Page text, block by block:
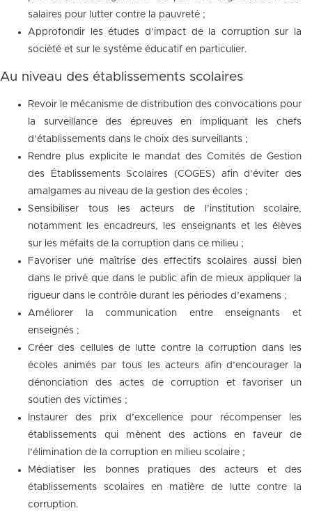
salaires pour lutter contre la pauvreté ;
Approfondir les études d’impact de la corruption sur la
société et sur le système éducatif en particulier.
Au niveau des établissements scolaires
Revoir le mécanisme de distribution des convocations pour
la surveillance des épreuves en impliquant les chefs
d’établissements dans le choix des surveillants ;
Rendre plus explicite le mandat des Comités de Gestion
des Établissements Scolaires (COGES) afin d’éviter des
amalgames au niveau de la gestion des écoles ;
Sensibiliser tous les acteurs de l’institution scolaire,
notamment les encadreurs, les enseignants et les élèves
sur les méfaits de la corruption dans ce milieu ;
Favoriser une maîtrise des effectifs scolaires aussi bien
dans le privé que dans le public afin de mieux appliquer la
rigueur dans le contrôle durant les périodes d’examens ;
Améliorer la communication entre enseignants et
enseignés ;
Créer des cellules de lutte contre la corruption dans les
écoles animés par tous les acteurs afin d’encourager la
dénonciation des actes de corruption et favoriser un
soutien des victimes ;
Instaurer des prix d’excellence pour récompenser les
établissements qui mènent des actions en faveur de
l’élimination de la corruption en milieu scolaire ;
Médiatiser les bonnes pratiques des acteurs et des
établissements scolaires en matière de lutte contre la
corruption.